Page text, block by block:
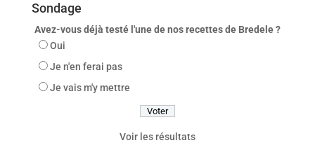
Sondage
Avez-vous déjà testé l'une de nos recettes de Bredele ?
Oui
Je n'en ferai pas
Je vais m'y mettre
Voir les résultats